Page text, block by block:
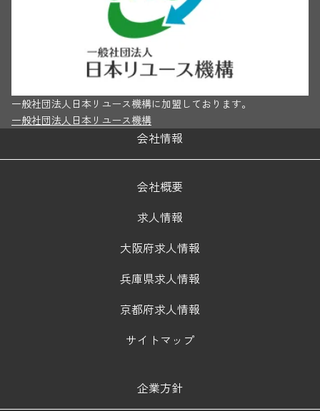
一般社団法人日本リユース機構に加盟しております。
一般社団法人日本リユース機構
会社情報
会社概要
求人情報
大阪府求人情報
兵庫県求人情報
京都府求人情報
サイトマップ
企業方針